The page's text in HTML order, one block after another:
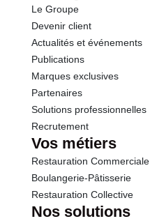
Le Groupe
Devenir client
Actualités et événements
Publications
Marques exclusives
Partenaires
Solutions professionnelles
Recrutement
Vos métiers
Restauration Commerciale
Boulangerie-Pâtisserie
Restauration Collective
Nos solutions